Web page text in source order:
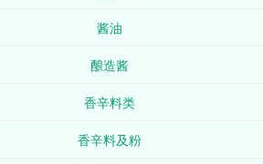
酱油
酿造酱
香辛料类
香辛料及粉